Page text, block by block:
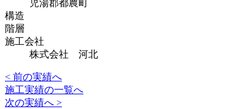
児湯郡都農町
構造
階層
施工会社
株式会社 河北
< 前の実績へ
施工実績の一覧へ
次の実績へ >